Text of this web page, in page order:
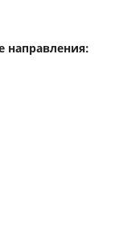
направления: